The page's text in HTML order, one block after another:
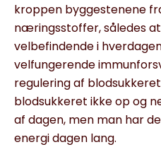
kroppen byggestenene
næringsstoffer, således
velbefindende i
velfungerende
regulering af
blodsukkeret ikke op og
af dagen, men man har
energi dagen lang.